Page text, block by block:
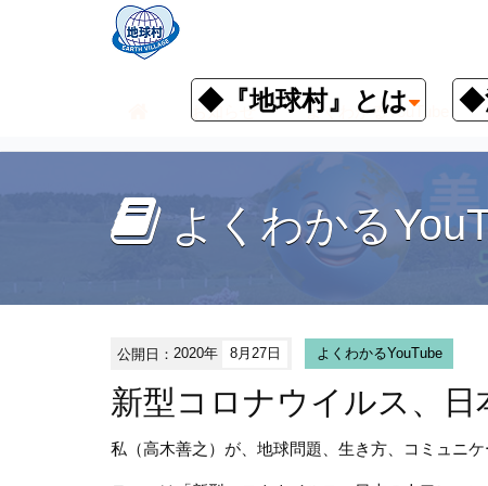
◆『地球村』とは ◆
お知らせ よくわかるYouTube
よくわかる
公開日：2020年 8月27日 よくわかるYouTube
新型コロナウイルス、日
私（高木善之）が、地球問題、生き方、コミュニ